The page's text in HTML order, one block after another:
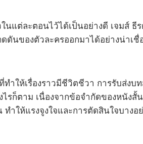
นแต่ละตอนไว้ได้เป็นอย่างดี เจมส์ ธี
ดันของตัวละครออกมาได้อย่างน่าเ
ทำให้เรื่องราวมีชีวิตชีวา การรับส่ง
รก็ตาม เนื่องจากข้อจำกัดของหนังสั้
ให้แรงจูงใจและการตัดสินใจบางอ